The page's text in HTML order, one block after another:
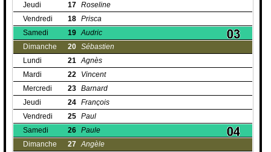
Jeudi
17 Roseline
Vendredi
18 Prisca
Samedi
19 Audric
Dimanche
20 Sébastien
Lundi
21 Agnès
Mardi
22
Vincent
Mercredi
23 Barnard
Jeudi
24 François
Vendredi
25 Paul
Samedi
26 Paule
Dimanche
27 Angèle